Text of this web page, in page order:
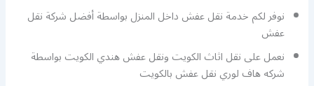
نوفر لكم خدمة نقل عفش داخل المنزل بواسطة أفضل شركة نقل
عفش
نعمل على نقل اثاث الكويت ونقل عفش هندي الكويت بواسطة
شركه هاف لوري نقل عفش بالكويت